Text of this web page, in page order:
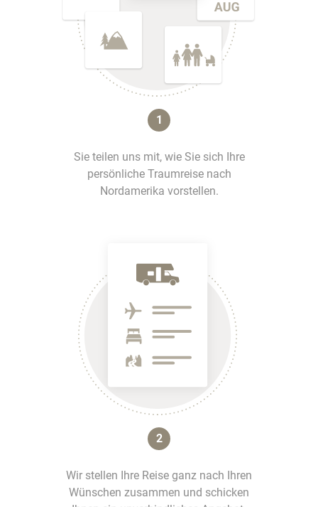
1
Sie teilen uns mit, wie Sie sich Ihre
persönliche Traumreise nach
Nordamerika vorstellen.
2
Wir stellen Ihre Reise ganz nach Ihren
Wünschen zusammen und schicken